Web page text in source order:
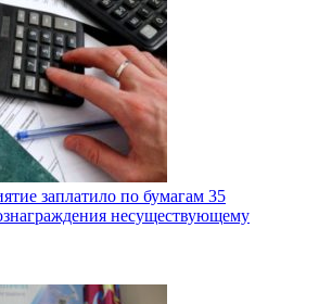
заплатило по бумагам 35
несуществующему